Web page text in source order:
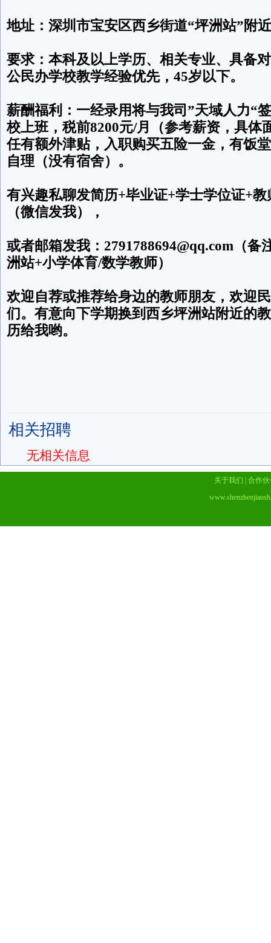
地址：深圳市宝安区西乡街道“坪洲站”附
要求：本科及以上学历、相关专业、具备
公民办学校教学经验优先，45岁以下。
薪酬福利：一经录用将与我司”天域人力“
校上班，税前8200元/月（参考薪资，具体
任有额外津贴，入职购买五险一金，有饭
自理（没有宿舍）。
有兴趣私聊发简历+毕业证+学士学位证+
（微信发我），
或者邮箱发我：2791788694@qq.com（备
洲站+小学体育/数学教师）
欢迎自荐或推荐给身边的教师朋友，欢迎
们。有意向下学期换到西乡坪洲站附近的
历给我哟。
相关招聘
无相关信息
关于我们
合作